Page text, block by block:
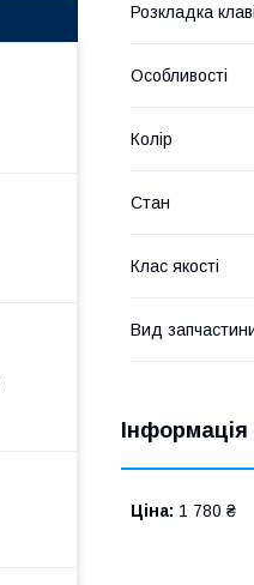
Розкладка
Особливості
Колір
Стан
Клас якості
Вид
Ціна: 1 780 ₴